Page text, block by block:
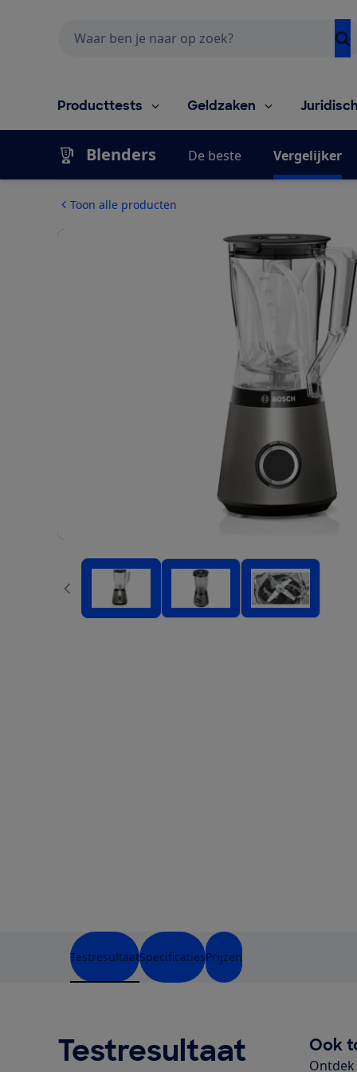
Producttests Geldzaken
Blenders De beste Vergelijker
Toon alle producten
TestresultaatSpecificatiesPrijzen
Testresultaat Ook